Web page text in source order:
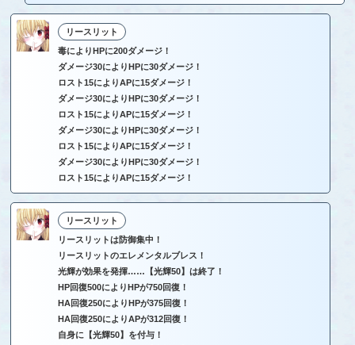
リースリット
毒によりHPに200ダメージ！
ダメージ30によりHPに30ダメージ！
ロスト15によりAPに15ダメージ！
ダメージ30によりHPに30ダメージ！
ロスト15によりAPに15ダメージ！
ダメージ30によりHPに30ダメージ！
ロスト15によりAPに15ダメージ！
ダメージ30によりHPに30ダメージ！
ロスト15によりAPに15ダメージ！
リースリット
リースリットは防御集中！
リースリットのエレメンタルブレス！
光輝が効果を発揮……【光輝50】は終了！
HP回復500によりHPが750回復！
HA回復250によりHPが375回復！
HA回復250によりAPが312回復！
自身に【光輝50】を付与！